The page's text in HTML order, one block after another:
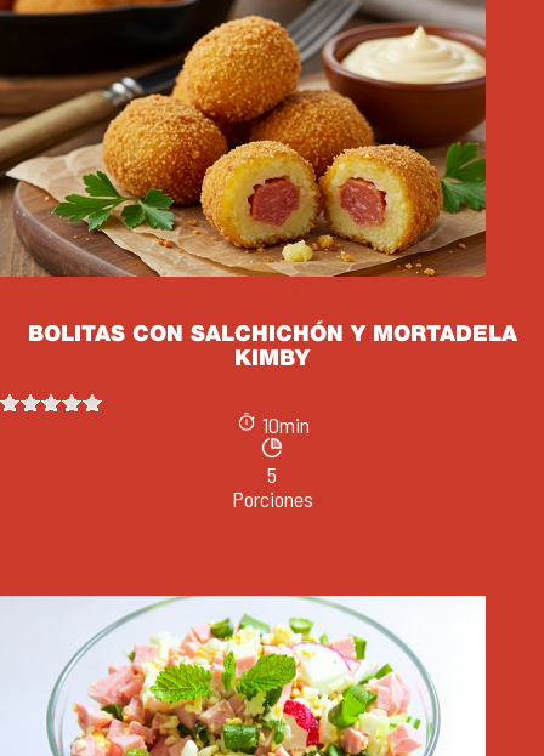
BOLITAS CON SALCHICHÓN Y MORTADELA
KIMBY
10min
5
Porciones